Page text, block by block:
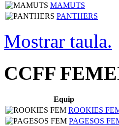
MAMUTS
PANTHERS
Mostrar taula.
CCFF
Equip
ROOKIES
PAGESOS